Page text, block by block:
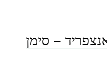
– סימן